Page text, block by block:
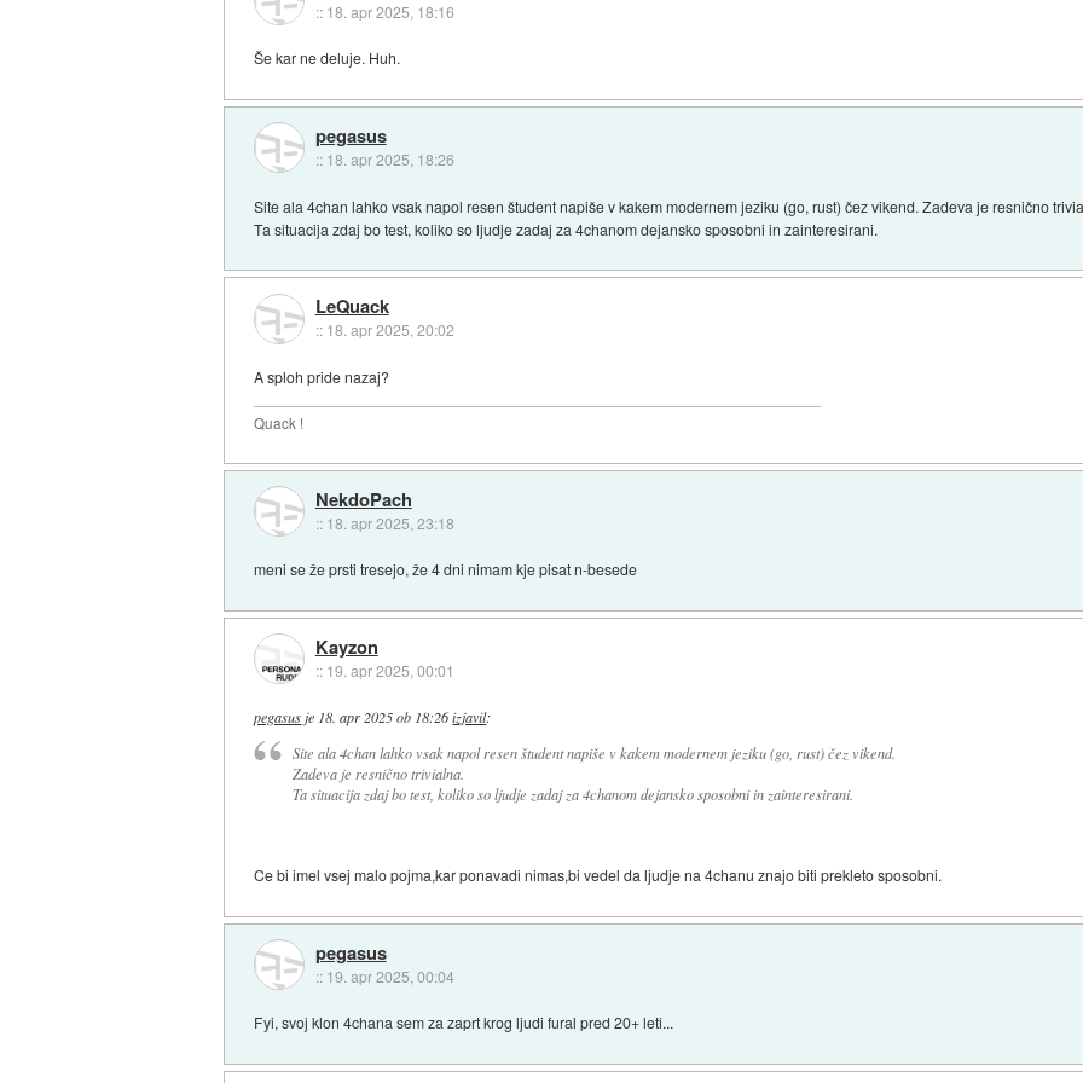
:: 18. apr 2025, 18:16
Še kar ne deluje. Huh.
pegasus
:: 18. apr 2025, 18:26
Site ala 4chan lahko vsak napol resen študent napiše v kakem modernem jeziku (go, rust) čez vikend. Zadeva je resnično
Ta situacija zdaj bo test, koliko so ljudje zadaj za 4chanom dejansko sposobni in zainteresirani.
LeQuack
:: 18. apr 2025, 20:02
A sploh pride nazaj?
Quack !
NekdoPach
:: 18. apr 2025, 23:18
meni se že prsti tresejo, že 4 dni nimam kje pisat n-besede
Kayzon
:: 19. apr 2025, 00:01
pegasus je 18. apr 2025 ob 18:26 izjavil:
Site ala 4chan lahko vsak napol resen študent napiše v kakem modernem jeziku (go, rust) čez vikend.
Zadeva je resnično trivialna.
Ta situacija zdaj bo test, koliko so ljudje zadaj za 4chanom dejansko sposobni in zainteresirani.
Ce bi imel vsej malo pojma,kar ponavadi nimas,bi vedel da ljudje na 4chanu znajo biti prekleto sposobni.
pegasus
:: 19. apr 2025, 00:04
Fyi, svoj klon 4chana sem za zaprt krog ljudi fural pred 20+ leti...